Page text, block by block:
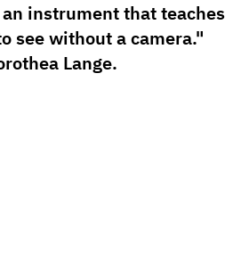
instrument that teaches
see without a camera."
Lange.